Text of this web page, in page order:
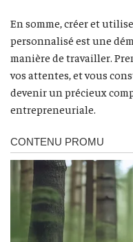
En somme, créer et
personnalisé est une
manière de travailler.
vos attentes, et vous
devenir un précieux
entrepreneuriale.